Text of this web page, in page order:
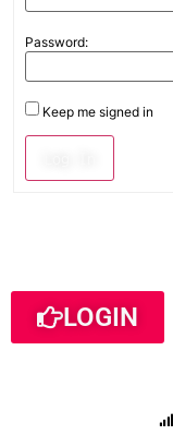
Password:
Keep me signed in
LOGIN